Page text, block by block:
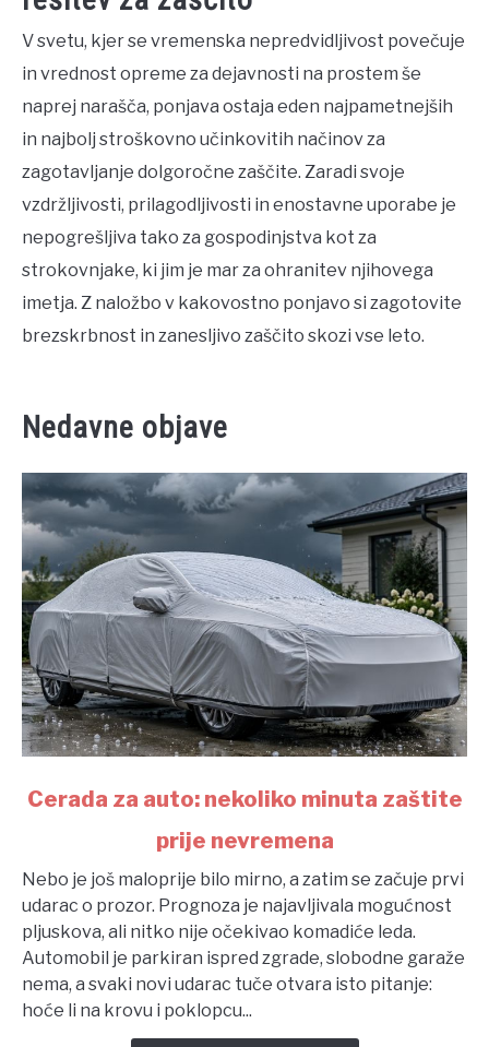
V svetu, kjer se vremenska nepredvidljivost povečuje
in vrednost opreme za dejavnosti na prostem še
naprej narašča, ponjava ostaja eden najpametnejših
in najbolj stroškovno učinkovitih načinov za
zagotavljanje dolgoročne zaščite. Zaradi svoje
vzdržljivosti, prilagodljivosti in enostavne uporabe je
nepogrešljiva tako za gospodinjstva kot za
strokovnjake, ki jim je mar za ohranitev njihovega
imetja. Z naložbo v kakovostno ponjavo si zagotovite
brezskrbnost in zanesljivo zaščito skozi vse leto.
Nedavne objave
link
za
auto:
nekoliko
minuta
prije
Cerada za auto: nekoliko minuta zaštite
prije nevremena
Nebo je još maloprije bilo mirno, a zatim se začuje prvi
udarac o prozor. Prognoza je najavljivala mogućnost
pljuskova, ali nitko nije očekivao komadiće leda.
Automobil je parkiran ispred zgrade, slobodne garaže
nema, a svaki novi udarac tuče otvara isto pitanje:
hoće li na krovu i poklopcu...